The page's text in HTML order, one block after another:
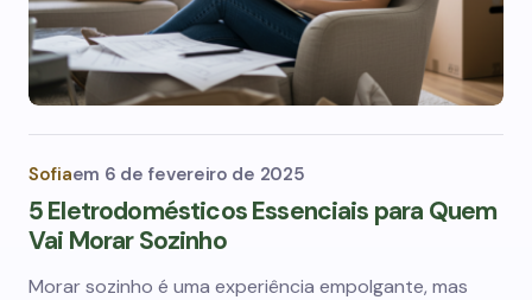
Sofiaem 6 de fevereiro de 2025
5 Eletrodomésticos Essenciais para Quem
Vai Morar Sozinho
Morar sozinho é uma experiência empolgante, mas